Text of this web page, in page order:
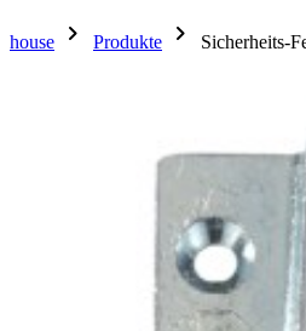
house chevron_right Produkte chevron_right Sicherheits-